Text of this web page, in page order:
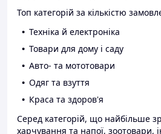
Топ категорій за кількістю
Техніка й електроніка
Товари для дому і саду
Авто- та мототовари
Одяг та взуття
Краса та здоров'я
Серед категорій, що найбільше
харчування та напої, зоотовари,